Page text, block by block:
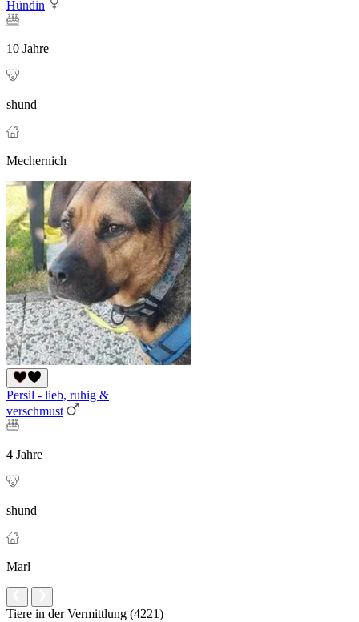
Hündin
10 Jahre
shund
Mechernich
Persil - lieb, ruhig &
verschmust
4 Jahre
shund
Marl
Tiere in der Vermittlung (4221)